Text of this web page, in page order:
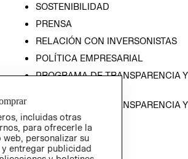
SOSTENIBILIDAD
PRENSA
RELACIÓN CON INVERSONISTAS
POLÍTICA EMPRESARIAL
PROGRAMA DE TRANSPARENCIA Y
PROGRAMA DE TRANSPARENCIA Y
ÉTICA (INGLÉS)
incluidas otras
para ofrecerle la
personalizar su
entregar publicidad